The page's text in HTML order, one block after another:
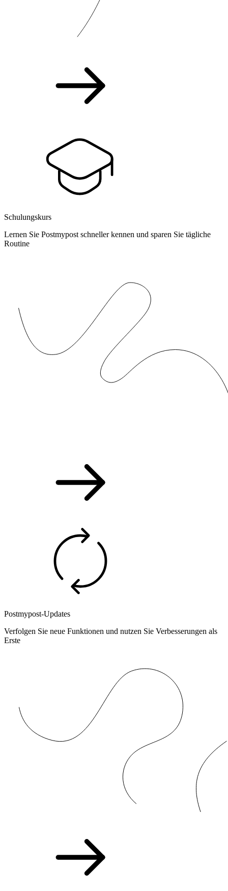
Schulungskurs
Lernen Sie Postmypost schneller kennen und sparen Sie tägliche
Routine
Postmypost-Updates
Verfolgen Sie neue Funktionen und nutzen Sie Verbesserungen als
Erste